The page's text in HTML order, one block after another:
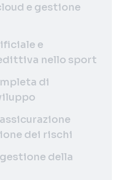
e gestione
e
nello sport
di
dei rischi
della